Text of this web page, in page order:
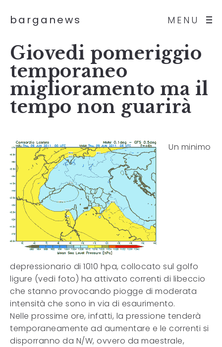
MENU
barganews
Giovedi pomeriggio
temporaneo
miglioramento ma il
tempo non guarirà
Un minimo
depressionario di 1010 hpa, collocato sul golfo
ligure (vedi foto) ha attivato correnti di libeccio
che stanno provocando piogge di moderata
intensità che sono in via di esaurimento.
Nelle prossime ore, infatti, la pressione tenderà
temporaneamente ad aumentare e le correnti si
disporranno da N/W, ovvero da maestrale,